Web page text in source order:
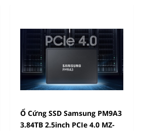
Ổ Cứng SSD Samsung PM9A3
3.84TB 2.5inch PCIe 4.0 MZ-